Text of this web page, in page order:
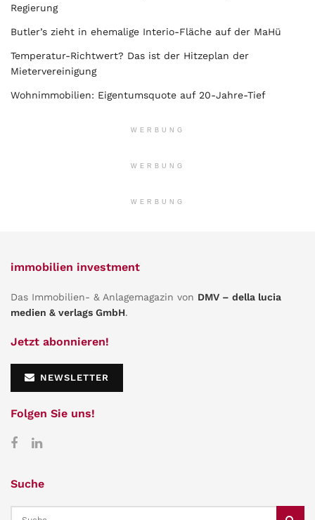
Regierung
Butler’s zieht in ehemalige Interio-Fläche auf der MaHü
Temperatur-Richtwert? Das ist der Hitzeplan der
Mietervereinigung
Wohnimmobilien: Eigentumsquote auf 20-Jahre-Tief
WERBUNG
WERBUNG
WERBUNG
immobilien investment
Das Immobilien- & Anlagemagazin von DMV – della lucia
medien & verlags GmbH.
Jetzt abonnieren!
NEWSLETTER
Folgen Sie uns!
Suche